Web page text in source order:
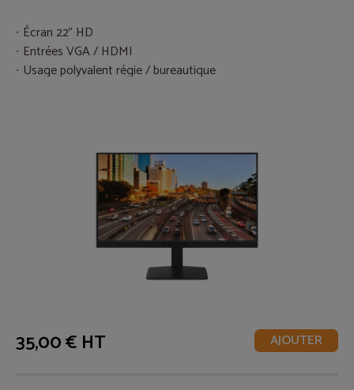
Écran 22" HD
Entrées VGA / HDMI
Usage polyvalent régie / bureautique
35,00 € HT AJOUTER